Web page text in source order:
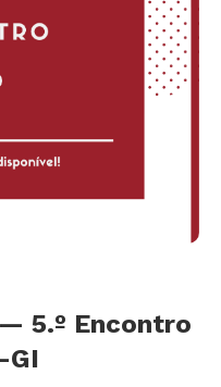
5.º Encontro
GI